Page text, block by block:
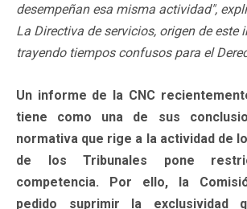
desempeñan esa misma actividad",
La Directiva de servicios, origen de este
trayendo tiempos confusos para el
Un informe de la CNC
tiene como una de sus
normativa que rige a la actividad de
de los Tribunales pone
competencia. Por ello, la
pedido suprimir la exclusividad